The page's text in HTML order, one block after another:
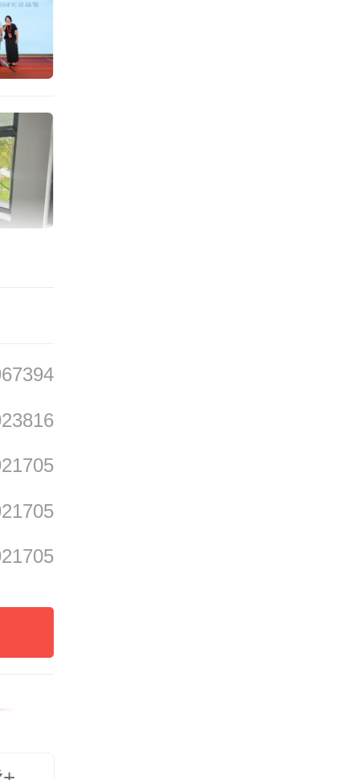
味
才是
“黑
渐背
作乱
教
勤
”也
高校
洒
附
学
和社
高